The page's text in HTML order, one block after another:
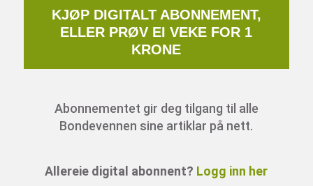
KJØP DIGITALT ABONNEMENT,
ELLER PRØV EI VEKE FOR 1
KRONE
Abonnementet gir deg tilgang til alle
Bondevennen sine artiklar på nett.
Allereie digital abonnent? Logg inn her